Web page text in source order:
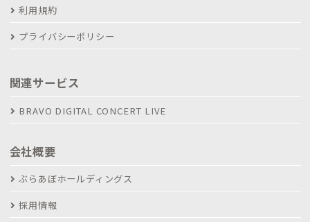
利用規約
プライバシーポリシー
関連サービス
BRAVO DIGITAL CONCERT LIVE
会社概要
ぶらあぼホールディングス
採用情報